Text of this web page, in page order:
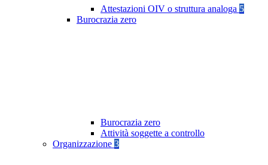
Attestazioni OIV o struttura analoga 5
Burocrazia zero
Burocrazia zero
Attività soggette a controllo
Organizzazione 3